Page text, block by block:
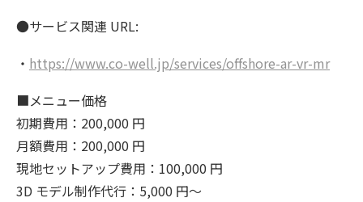
●サービス関連 URL:
・ https://www.co-well.jp/services/offshore-ar-vr-mr
■メニュー価格
初期費用：200,000 円
月額費用：200,000 円
現地セットアップ費用：100,000 円
3D モデル制作代行：5,000 円〜